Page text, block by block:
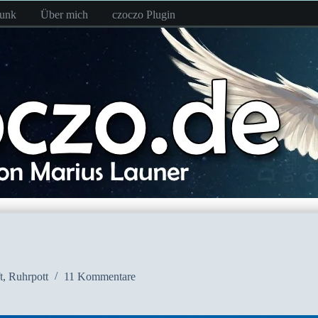
Über mich czoczo Plugin
, Ruhrpott 11 Kommentare